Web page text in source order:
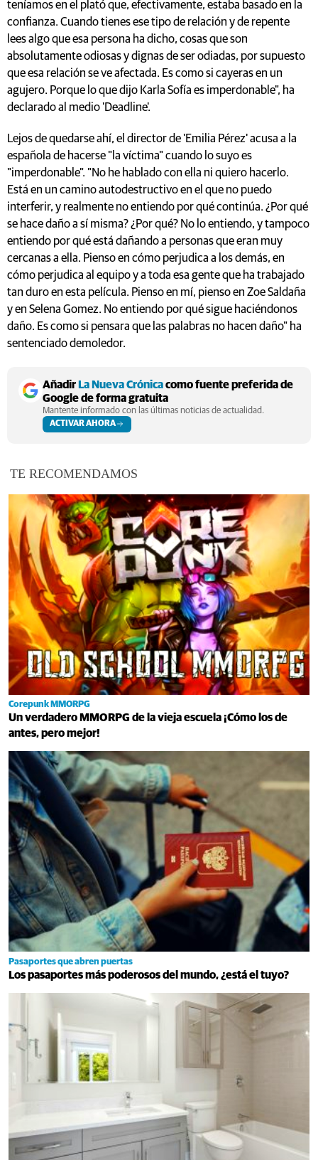
teníamos en el plató que, efectivamente, estaba basado en la
confianza. Cuando tienes ese tipo de relación y de repente
lees algo que esa persona ha dicho, cosas que son
absolutamente odiosas y dignas de ser odiadas, por supuesto
que esa relación se ve afectada. Es como si cayeras en un
agujero. Porque lo que dijo Karla Sofía es imperdonable", ha
declarado al medio 'Deadline'.
Lejos de quedarse ahí, el director de 'Emilia Pérez' acusa a la
española de hacerse "la víctima" cuando lo suyo es
"imperdonable". "No he hablado con ella ni quiero hacerlo.
Está en un camino autodestructivo en el que no puedo
interferir, y realmente no entiendo por qué continúa. ¿Por qué
se hace daño a sí misma? ¿Por qué? No lo entiendo, y tampoco
entiendo por qué está dañando a personas que eran muy
cercanas a ella. Pienso en cómo perjudica a los demás, en
cómo perjudica al equipo y a toda esa gente que ha trabajado
tan duro en esta película. Pienso en mí, pienso en Zoe Saldaña
y en Selena Gomez. No entiendo por qué sigue haciéndonos
daño. Es como si pensara que las palabras no hacen daño" ha
sentenciado demoledor.
AñadirLa Nueva Crónicacomo fuente preferida de
Google de forma gratuita
Mantente informado con las últimas noticias de actualidad.
ACTIVAR AHORA
TE RECOMENDAMOS
Corepunk MMORPG
Un verdadero MMORPG de la vieja escuela ¡Cómo los de
antes, pero mejor!
Pasaportes que abren puertas
Los pasaportes más poderosos del mundo, ¿está el tuyo?